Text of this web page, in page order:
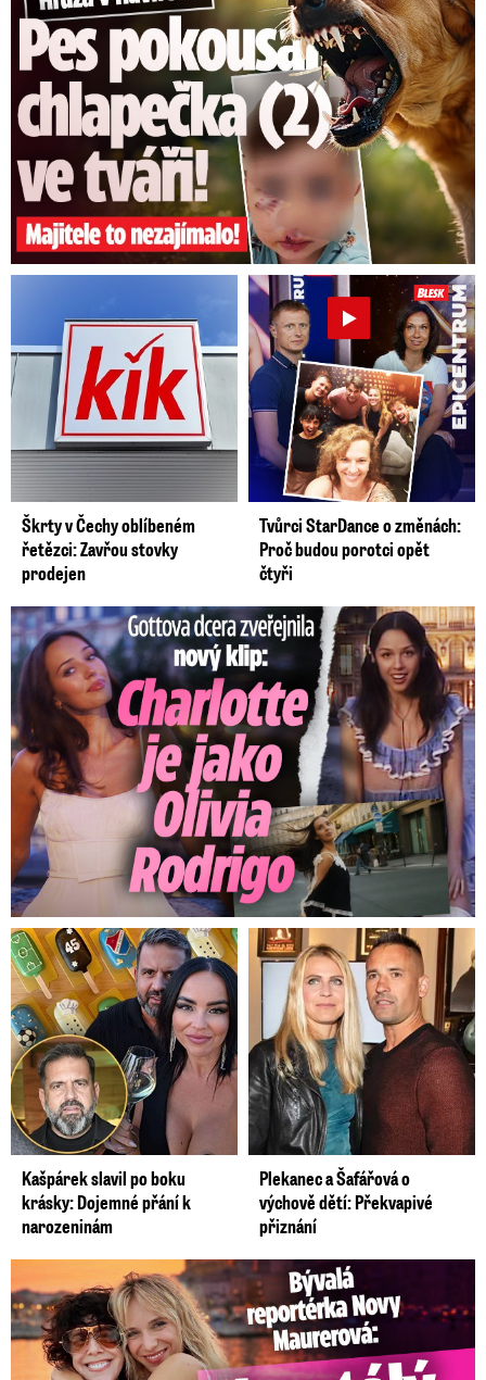
Škrty v Čechy oblíbeném
řetězci: Zavřou stovky
prodejen
Tvůrci StarDance o změnách:
Proč budou porotci opět
čtyři
Gottova dcera zveřejnila nový klip: Je jako Olivie Rodrigo!
Kašpárek slavil po boku
krásky: Dojemné přání k
narozeninám
Plekanec a Šafářová o
výchově dětí: Překvapivé
přiznání
Bývalá reportérka Novy Maurerová: Neustálý boj o lásku s ...